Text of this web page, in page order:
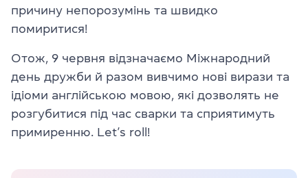
причину непорозумінь та швидко
помиритися!
Отож, 9 червня відзначаємо Міжнародний
день дружби й разом вивчимо нові вирази та
ідіоми англійською мовою, які дозволять не
розгубитися під час сварки та сприятимуть
примиренню. Let’s roll!